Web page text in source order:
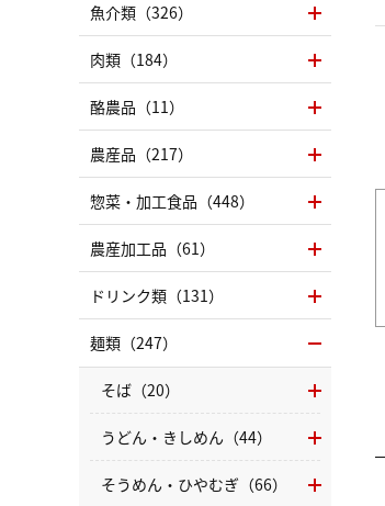
魚介類（326）
肉類（184）
酪農品（11）
農産品（217）
惣菜・加工食品（448）
農産加工品（61）
ドリンク類（131）
麺類（247）
そば（20）
うどん・きしめん（44）
そうめん・ひやむぎ（66）